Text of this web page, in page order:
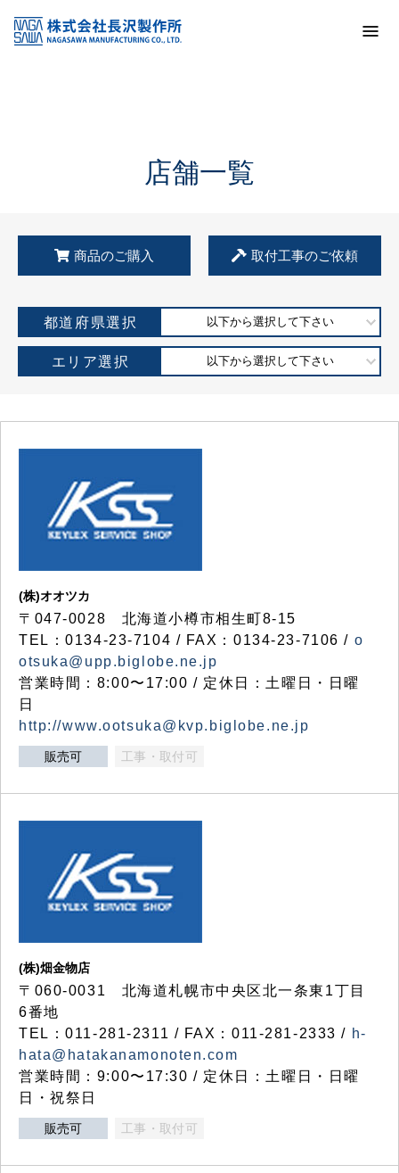
KSS加盟店・取扱店情報
店舗一覧
店舗一覧
商品のご購入 取付工事のご依頼
都道府県選択 以下から選択して下さい
エリア選択 以下から選択して下さい
(株)オオツカ
〒047-0028 北海道小樽市相生町8-15
TEL：0134-23-7104 / FAX：0134-23-7106 / o
otsuka@upp.biglobe.ne.jp
営業時間：8:00〜17:00 / 定休日：土曜日・日曜
日
http://www.ootsuka@kvp.biglobe.ne.jp
販売可 工事・取付可
(株)畑金物店
〒060-0031 北海道札幌市中央区北一条東1丁目
6番地
TEL：011-281-2311 / FAX：011-281-2333 / h-
hata@hatakanamonoten.com
営業時間：9:00〜17:30 / 定休日：土曜日・日曜
日・祝祭日
販売可 工事・取付可